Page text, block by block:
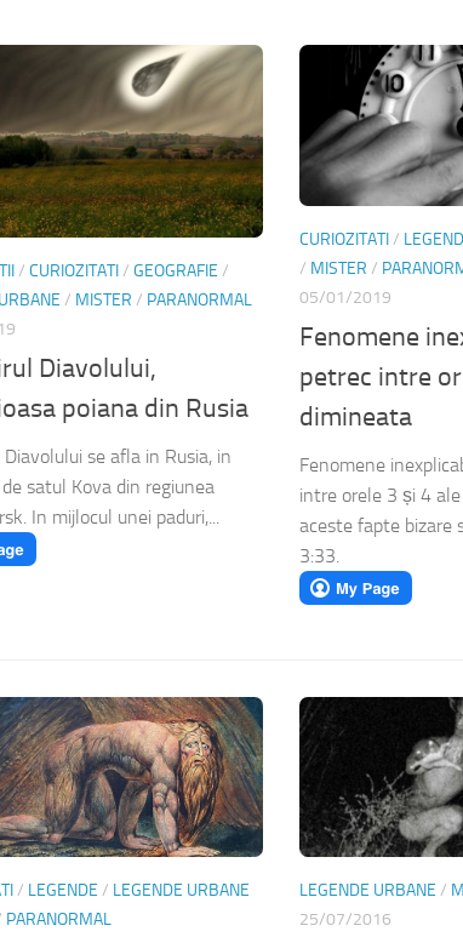
/ CURIOZITATI/ GEOGRAFIE /
/ MISTER / PARANORMAL
Diavolului,
poiana din Rusia
se afla in Rusia, in
satul Kova din regiunea
In mijlocul unei paduri,...
CURIOZITATI/
/ MISTER /
05/01/2019
Fenomene
petrec intre
dimineata
Fenomene
intre orele 3 și 4
aceste fapte bizare
3:33.
/ LEGENDE / LEGENDE URBANE
PARANORMAL
LEGENDE URBANE /
25/07/2016